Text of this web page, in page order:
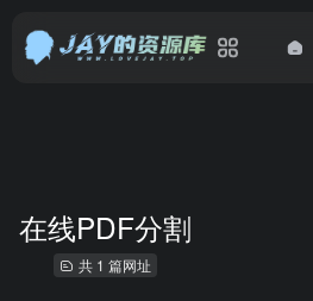
在线PDF分割
共 1 篇网址